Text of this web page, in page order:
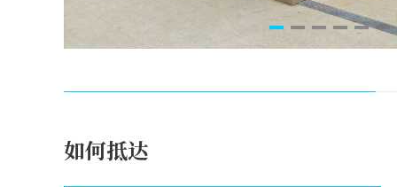
如何抵达